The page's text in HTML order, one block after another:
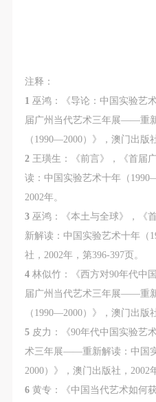
注释：
1 巫鸿：《导论：中国实验艺
届广州当代艺术三年展——重
（1990—2000）》，澳门出版
2 王璜生：《前言》，《首
读：中国实验艺术十年（
2002年。
3巫鸿：《本土与全球》，《
新解读：中国实验艺术十年（
社，2002年，第396-397页。
4林似竹：《西方对90年代中
届广州当代艺术三年展——重
（1990—2000）》，澳门出版
5皮力：《90年代中国实验艺
术三年展——重新解读：中国
2000）》，澳门出版社，2002
6 黄专：《中国当代艺术如何